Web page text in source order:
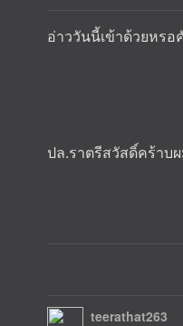
อ่าววันนี้เข้าด้วยหรอ
ปล.ราตรีสวัสดิ์คร้าบ
teerathat263